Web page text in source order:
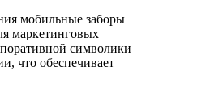
мобильные заборы
маркетинговых
символики
что обеспечивает